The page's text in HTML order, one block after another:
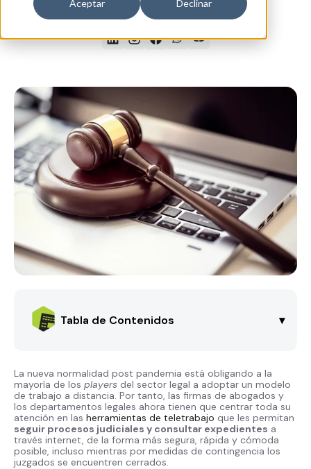
Aceptar Declinar
Compartir por:
Tabla de Contenidos ▾
La nueva normalidad post pandemia está obligando a la
mayoría de los players del sector legal a adoptar un modelo
de trabajo a distancia. Por tanto, las firmas de abogados y
los departamentos legales ahora tienen que centrar toda su
atención en las herramientas de teletrabajo que les permitan
seguir procesos judiciales y consultar expedientes a
través internet, de la forma más segura, rápida y cómoda
posible, incluso mientras por medidas de contingencia los
juzgados se encuentren cerrados.